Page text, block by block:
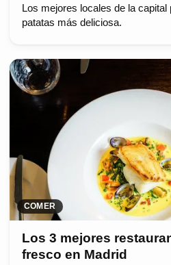
Los mejores locales de la
patatas más deliciosa.
COMER
Los 3 mejores
fresco en Madrid